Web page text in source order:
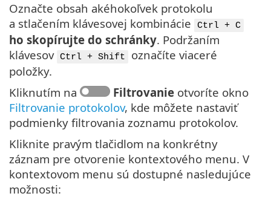
Označte obsah akéhokoľvek protokolu
a stlačením klávesovej kombinácie
Ctrl + C
ho skopírujte do schránky. Podržaním
klávesov Ctrl + Shift
označíte viaceré
položky.
Kliknutím na
Filtrovanie otvoríte okno
Filtrovanie protokolov, kde môžete nastaviť
podmienky filtrovania zoznamu protokolov.
Kliknite pravým tlačidlom na konkrétny
záznam pre otvorenie kontextového menu. V
kontextovom menu sú dostupné nasledujúce
možnosti: